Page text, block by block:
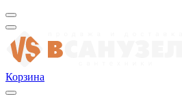
Корзина